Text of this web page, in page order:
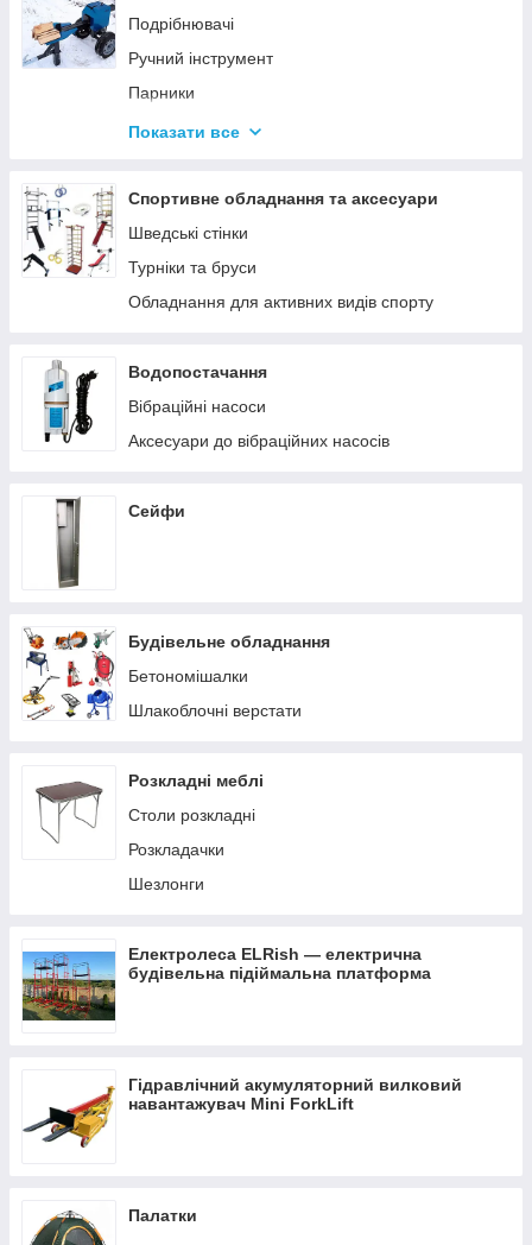
Подрібнювачі
Ручний інструмент
Парники
Термоси
Показати все
Спортивне обладнання та аксесуари
Шведські стінки
Турніки та бруси
Обладнання для активних видів спорту
Водопостачання
Вібраційні насоси
Аксесуари до вібраційних насосів
Сейфи
Будівельне обладнання
Бетономішалки
Шлакоблочні верстати
Розкладні меблі
Столи розкладні
Розкладачки
Шезлонги
Електролеса ELRish — електрична
будівельна підіймальна платформа
Гідравлічний акумуляторний вилковий
навантажувач Mini ForkLift
Палатки